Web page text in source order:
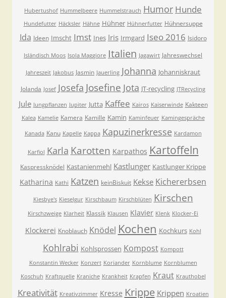
Hubertushof Hummelbeere Hummelstrauch Humor Hunde
Hundefutter Häcksler Hähne Hühner Hühnerfutter Hühnersuppe
Ida Ideen Imscht Imst Ines Iris Irmgard Iseo 2016 Isidoro
Isländisch Moos Isola Maggiore Italien Jagawirt Jahreswechsel
Jahreszeit Jakobus Jasmin Jauerling Johanna Johanniskraut
Jolanda Josef Josefa Josefine Jota JT-recycling JTRecycling
Jule Jungpflanzen Jupiter Jutta Kaffee Kairos Kaiserwinde Kakteen
Kalea Kamelie Kamera Kamille Kamin Kaminfeuer Kamingespräche
Kanada Kanu Kapelle Kappa Kapuzinerkresse Kardamon
Karfiol Karla Karotten Karpathos Kartoffeln
Kaspressknödel Kastanienmehl Kastlunger Kastlunger Krippe
Katharina Kathi Katzen keinBiskuit Kekse Kichererbsen
Kiesbye's Kieselgur Kirschbaum Kirschblüten Kirschen
Kirschzweige Klarheit Klassik Klausen Klavier Klenk Klocker-Ei
Klockerei Knoblauch Knödel Kochen Kochkurs Kohl
Kohlrabi Kohlsprossen Kompost Kompott
Konstantin Wecker Konzert Koriander Kornblume Kornblumen
Koschuh Kraftquelle Kraniche Krankheit Krapfen Kraut Krauthobel
Kreativität Kreativzimmer Kresse Krippe Krippen Kroatien